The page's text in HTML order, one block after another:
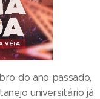
do ano passado,
universitário já